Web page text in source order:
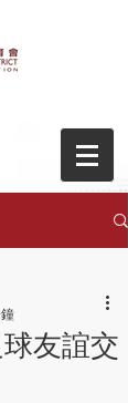
友誼交